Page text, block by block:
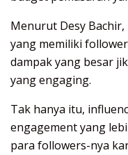
Menurut Desy
yang memiliki
dampak yang besar
yang engaging.
Tak hanya itu,
engagement yang
para followers-nya